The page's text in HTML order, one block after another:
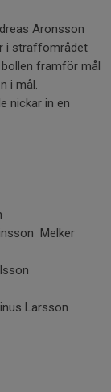
Aronsson
i straffområdet
framför mål
i mål.
nickar in en
Melker
Citron